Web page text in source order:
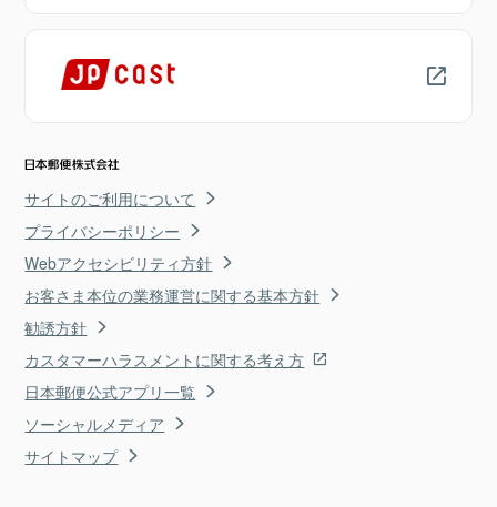
サイトのご利用について
プライバシーポリシー
Webアクセシビリティ方針
お客さま本位の業務運営に関する基本方針
勧誘方針
カスタマーハラスメントに関する考え方
日本郵便公式アプリ一覧
ソーシャルメディア
サイトマップ